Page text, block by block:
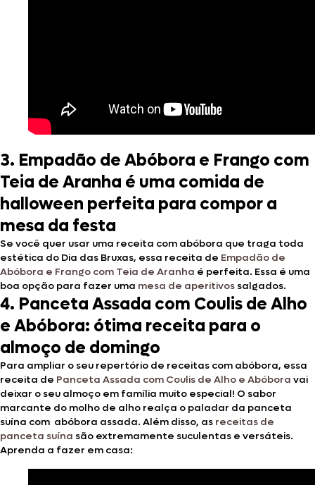
3. Empadão de Abóbora e Frango com
Teia de Aranha é uma comida de
halloween perfeita para compor a
mesa da festa
Se você quer usar uma receita com abóbora que traga toda
estética do Dia das Bruxas, essa receita de Empadão de
Abóbora e Frango com Teia de Aranha é perfeita. Essa é uma
boa opção para fazer uma mesa de aperitivos salgados.
4. Panceta Assada com Coulis de Alho
e Abóbora: ótima receita para o
almoço de domingo
Para ampliar o seu repertório de receitas com abóbora, essa
receita de Panceta Assada com Coulis de Alho e Abóbora vai
deixar o seu almoço em família muito especial! O sabor
marcante do molho de alho realça o paladar da panceta
suína com abóbora assada. Além disso, as receitas de
panceta suína são extremamente suculentas e versáteis.
Aprenda a fazer em casa: